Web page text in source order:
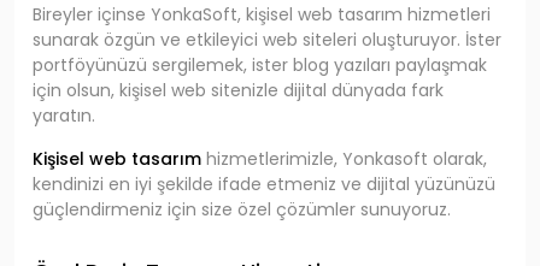
Bireyler içinse YonkaSoft, kişisel web tasarım hizmetleri
sunarak özgün ve etkileyici web siteleri oluşturuyor. İster
portföyünüzü sergilemek, ister blog yazıları paylaşmak
için olsun, kişisel web sitenizle dijital dünyada fark
yaratın.
Kişisel web tasarım hizmetlerimizle, Yonkasoft olarak,
kendinizi en iyi şekilde ifade etmeniz ve dijital yüzünüzü
güçlendirmeniz için size özel çözümler sunuyoruz.